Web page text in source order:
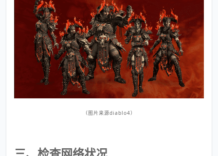
（图片来源diablo4）